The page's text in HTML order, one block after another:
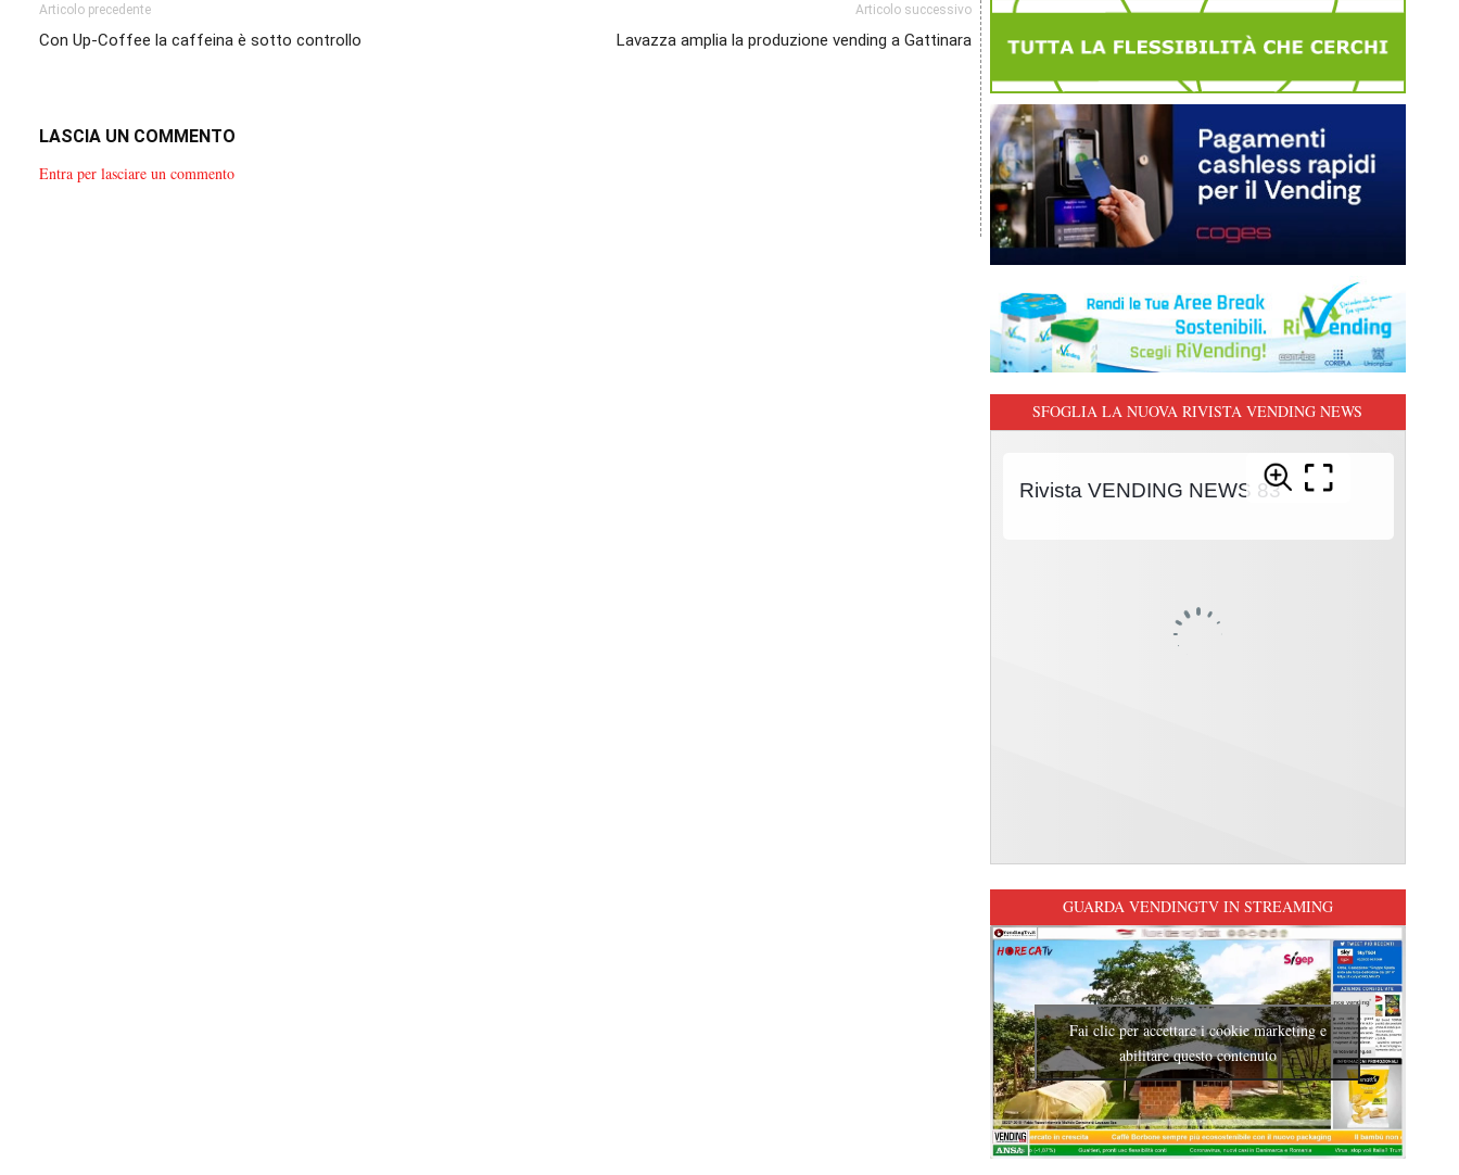
Articolo precedente
Con Up-Coffee la caffeina è sotto controllo
Articolo successivo
Lavazza amplia la produzione vending a Gattinara
LASCIA UN COMMENTO
Entra per lasciare un commento
SFOGLIA LA NUOVA RIVISTA VENDING NEWS
GUARDA VENDINGTV IN STREAMING
Fai clic per accettare i cookie marketing e
abilitare questo contenuto